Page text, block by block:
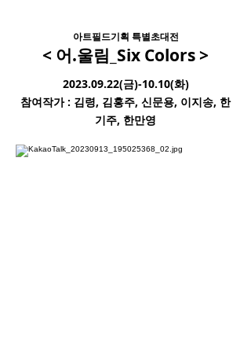
아트필드기획 특별초대전​
< 어.울림_Six Colors >
2023.09.22(금)-10.10(화)
​참여작가 : 김령, 김홍주, 신문용, 이지송, 한
기주, 한만영